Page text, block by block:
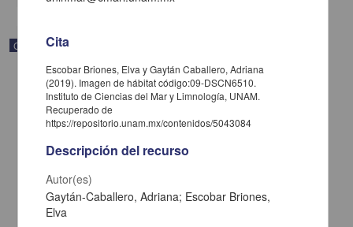
Correspondencia postal
Cita
Escobar Briones, Elva y Gaytán Caballero, Adriana
(2019). Imagen de hábitat código:09-DSCN6510.
Instituto de Ciencias del Mar y Limnología, UNAM.
Recuperado de
https://repositorio.unam.mx/contenidos/5043084
Descripción del recurso
Autor(es)
Gaytán-Caballero, Adriana; Escobar Briones,
Elva